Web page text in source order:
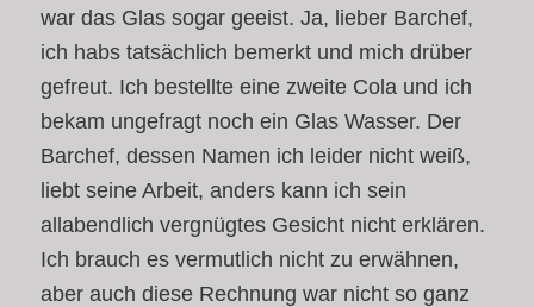
war das Glas sogar geeist. Ja, lieber Barchef,
ich habs tatsächlich bemerkt und mich drüber
gefreut. Ich bestellte eine zweite Cola und ich
bekam ungefragt noch ein Glas Wasser. Der
Barchef, dessen Namen ich leider nicht weiß,
liebt seine Arbeit, anders kann ich sein
allabendlich vergnügtes Gesicht nicht erklären.
Ich brauch es vermutlich nicht zu erwähnen,
aber auch diese Rechnung war nicht so ganz